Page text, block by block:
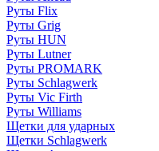
Руты Flix
Руты Grig
Руты HUN
Руты Lutner
Руты PROMARK
Руты Schlagwerk
Руты Vic Firth
Руты Williams
Щетки для ударных
Щетки Schlagwerk